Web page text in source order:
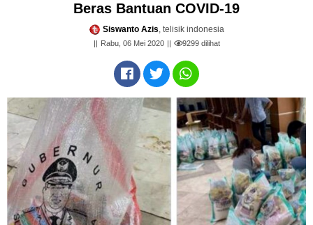
Beras Bantuan COVID-19
Siswanto Azis, telisik indonesia
Rabu, 06 Mei 2020 9299dilihat